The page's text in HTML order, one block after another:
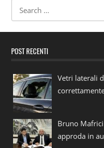
POST RECENTI
Vetri laterali
Bruno
approda in